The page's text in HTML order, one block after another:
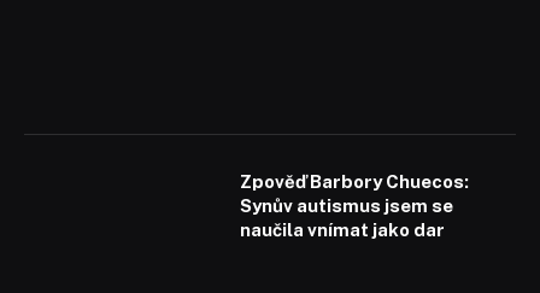
Zpověď Barbory Chuecos:
Synův autismus jsem se
naučila vnímat jako dar